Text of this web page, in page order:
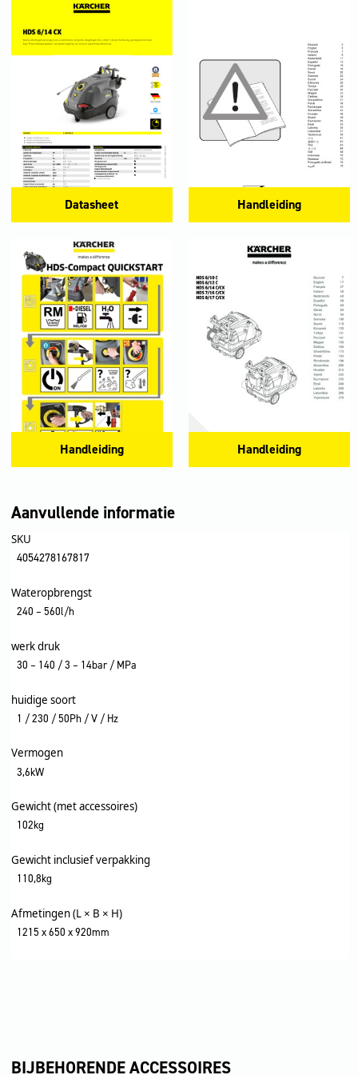
Datasheet Handleiding
Handleiding Handleiding
Aanvullende informatie
SKU
4054278167817
Wateropbrengst
240 – 560l/h
werk druk
30 – 140 / 3 – 14bar / MPa
huidige soort
1 / 230 / 50Ph / V / Hz
Vermogen
3,6kW
Gewicht (met accessoires)
102kg
Gewicht inclusief verpakking
110,8kg
Afmetingen (L × B × H)
1215 x 650 x 920mm
BIJBEHORENDE ACCESSOIRES